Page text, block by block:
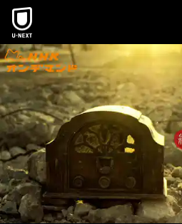
本文へスキップ